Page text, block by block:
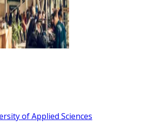
of Applied Sciences